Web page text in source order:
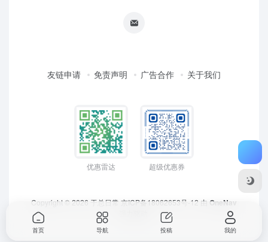
友链申请 免责声明 广告合作 关于我们
优惠雷达 超级优惠券
Copyright © 2026 于总日常 京ICP备18062653号-12 由 OneNav
首页 导航 投稿 我的